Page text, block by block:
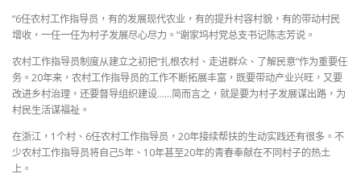
“6任农村工作指导员，有的发展现代农业，有的提升村容村貌，有的带动村民
增收，一任一任为村子发展尽心尽力。”谢家坞村党总支书记陈志芳说。
农村工作指导员制度从建立之初把“扎根农村、走进群众、了解民意”作为重要任
务。20年来，农村工作指导员的工作不断拓展丰富，既要带动产业兴旺，又要
改进乡村治理，还要督导组织建设……简而言之，就是要为村子发展谋出路，为
村民生活谋福祉。
在浙江，1个村、6任农村工作指导员，20年接续帮扶的生动实践还有很多。不
少农村工作指导员将自己5年、10年甚至20年的青春奉献在不同村子的热土
上。